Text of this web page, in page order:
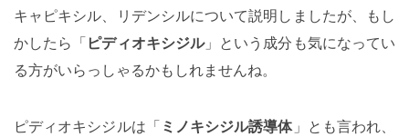
キャピキシル、リデンシルについて説明しましたが、もし
かしたら「 ピディオキシジル」という成分も気になってい
る方がいらっしゃるかもしれませんね。
ピディオキシジルは「 ミノキシジル誘導体」とも言われ、